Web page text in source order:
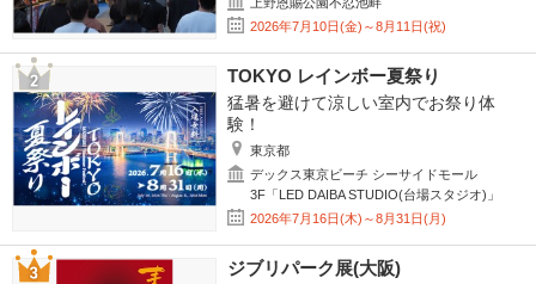
上野恩賜公園不忍池畔
2026年7月10日(金)～8月11日(祝)
TOKYO レインボー夏祭り
猛暑を避けて涼しい室内でお祭り体
験！
東京都
デックス東京ビーチ シーサイドモール
3F「LED DAIBA STUDIO(台場スタジオ)」
2026年7月16日(木)～8月31日(月)
ジブリパーク展(大阪)